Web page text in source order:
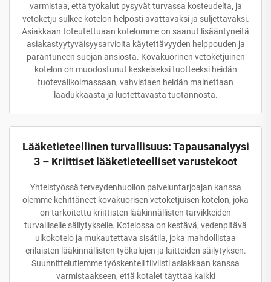
varmistaa, että työkalut pysyvät turvassa kosteudelta, ja
vetoketju sulkee kotelon helposti avattavaksi ja suljettavaksi.
Asiakkaan toteutettuaan kotelomme on saanut lisääntyneitä
asiakastyytyväisyysarvioita käytettävyyden helppouden ja
parantuneen suojan ansiosta. Kovakuorinen vetoketjuinen
kotelon on muodostunut keskeiseksi tuotteeksi heidän
tuotevalikoimassaan, vahvistaen heidän mainettaan
laadukkaasta ja luotettavasta tuotannosta.
Lääketieteellinen turvallisuus: Tapausanalyysi
3 – Kriittiset lääketieteelliset varustekoot
Yhteistyössä terveydenhuollon palveluntarjoajan kanssa
olemme kehittäneet kovakuorisen vetoketjuisen kotelon, joka
on tarkoitettu kriittisten lääkinnällisten tarvikkeiden
turvalliselle säilytykselle. Kotelossa on kestävä, vedenpitävä
ulkokotelo ja mukautettava sisätila, joka mahdollistaa
erilaisten lääkinnällisten työkalujen ja laitteiden säilytyksen.
Suunnittelutiemme työskenteli tiiviisti asiakkaan kanssa
varmistaakseen, että kotalet täyttää kaikki